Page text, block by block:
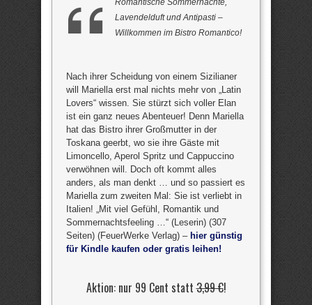
Romantische Sommernächte,
Lavendelduft und Antipasti –
Willkommen im Bistro Romantico!
Nach ihrer Scheidung von einem Sizilianer
will Mariella erst mal nichts mehr von „Latin
Lovers“ wissen. Sie stürzt sich voller Elan
ist ein ganz neues Abenteuer! Denn Mariella
hat das Bistro ihrer Großmutter in der
Toskana geerbt, wo sie ihre Gäste mit
Limoncello, Aperol Spritz und Cappuccino
verwöhnen will. Doch oft kommt alles
anders, als man denkt … und so passiert es
Mariella zum zweiten Mal: Sie ist verliebt in
Italien! „Mit viel Gefühl, Romantik und
Sommernachtsfeeling …“ (Leserin) (307
Seiten) (FeuerWerke Verlag) – hier günstig
für Kindle kaufen oder gratis leihen!
Aktion: nur 99 Cent statt3,99 €!